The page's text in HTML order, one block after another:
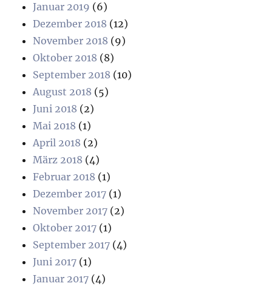
Januar 2019 (6)
Dezember 2018 (12)
November 2018 (9)
Oktober 2018 (8)
September 2018 (10)
August 2018 (5)
Juni 2018 (2)
Mai 2018 (1)
April 2018 (2)
März 2018 (4)
Februar 2018 (1)
Dezember 2017 (1)
November 2017 (2)
Oktober 2017 (1)
September 2017 (4)
Juni 2017 (1)
Januar 2017 (4)